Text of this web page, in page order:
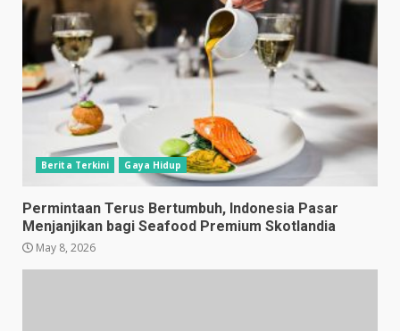
Berita Terkini Gaya Hidup
Permintaan Terus Bertumbuh, Indonesia Pasar
Menjanjikan bagi Seafood Premium Skotlandia
May 8, 2026